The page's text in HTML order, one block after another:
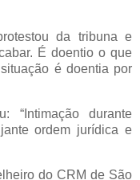
da tribuna e
É doentio o que
é doentia por
“Intimação durante
ordem jurídica e
do CRM de São